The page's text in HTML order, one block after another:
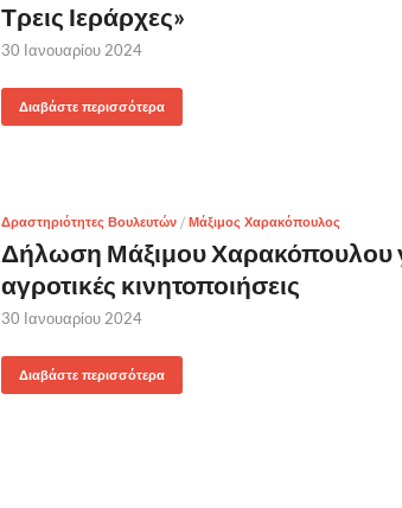
Τρεις Ιεράρχες»
30 Ιανουαρίου 2024
Διαβάστε περισσότερα
Δραστηριότητες Βουλευτών / Μάξιμος Χαρακόπουλος
Δήλωση Μάξιμου Χαρακόπουλου
αγροτικές κινητοποιήσεις
30 Ιανουαρίου 2024
Διαβάστε περισσότερα